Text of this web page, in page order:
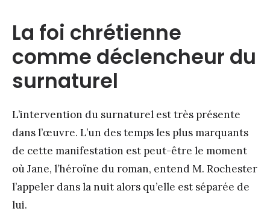
La foi chrétienne
comme déclencheur du
surnaturel
L’intervention du surnaturel est très présente
dans l’œuvre. L’un des temps les plus marquants
de cette manifestation est peut-être le moment
où Jane, l’héroïne du roman, entend M. Rochester
l’appeler dans la nuit alors qu’elle est séparée de
lui.